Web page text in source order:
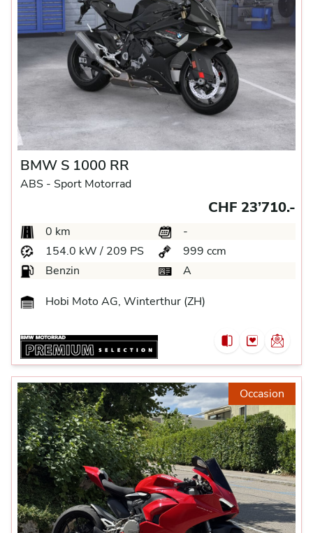
BMW S 1000 RR
ABS - Sport Motorrad
CHF 23’710.-
0 km
-
154.0 kW / 209 PS
999 ccm
Benzin
A
Hobi Moto AG, Winterthur (ZH)
Occasion